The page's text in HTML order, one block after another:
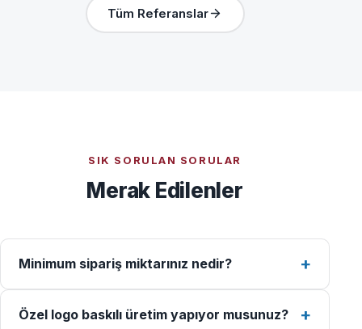
Tüm Referanslar
SIK SORULAN SORULAR
Merak Edilenler
Minimum sipariş miktarınız nedir?
Özel logo baskılı üretim yapıyor musunuz?